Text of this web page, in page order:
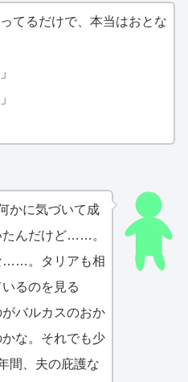
てるだけで、本当はおとな
かに気づいて成
たんだけど……。
……。タリアも相
るのを見る
バルカスのおか
な。それでも少
間、夫の庇護な